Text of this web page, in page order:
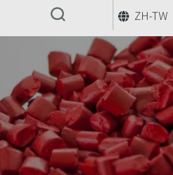
ZH-TW